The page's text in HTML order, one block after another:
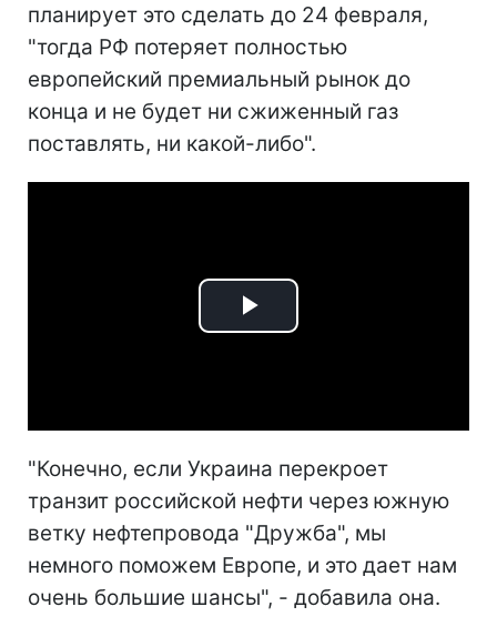
планирует это сделать до 24 февраля,
"тогда РФ потеряет полностью
европейский премиальный рынок до
конца и не будет ни сжиженный газ
поставлять, ни какой-либо".
Play
"Конечно, если Украина перекроет
транзит российской нефти через южную
ветку нефтепровода "Дружба", мы
немного поможем Европе, и это дает нам
очень большие шансы", - добавила она.